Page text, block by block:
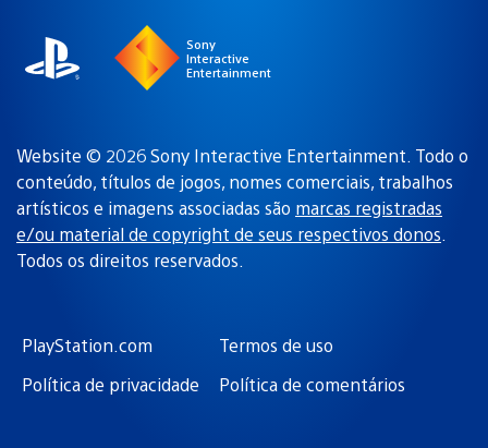
Sony
Interactive
Entertainment
Website © 2026 Sony Interactive Entertainment. Todo o
conteúdo, títulos de jogos, nomes comerciais, trabalhos
artísticos e imagens associadas são marcas registradas
e/ou material de copyright de seus respectivos donos.
Todos os direitos reservados.
PlayStation.com
Termos de uso
Política de privacidade
Política de comentários